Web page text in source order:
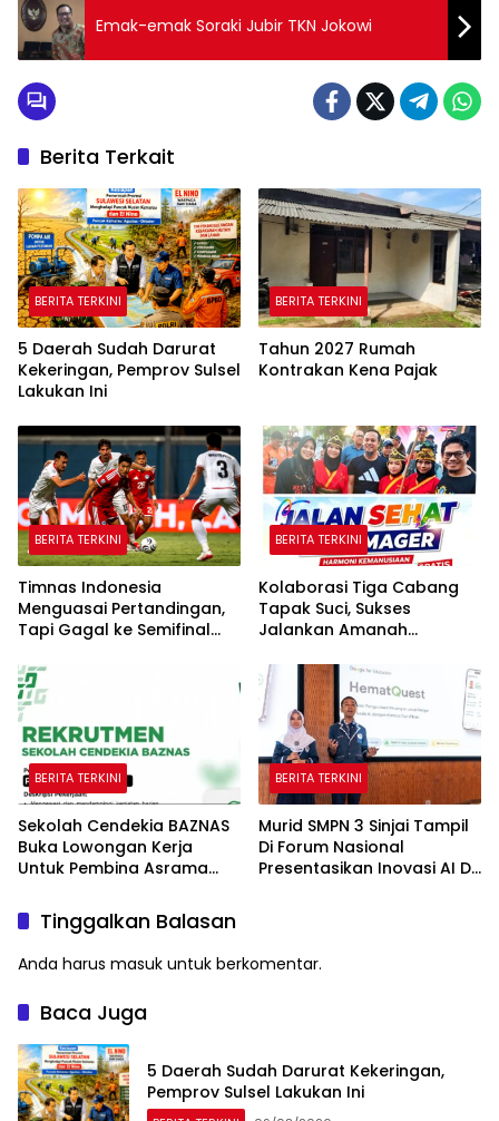
Emak-emak Soraki Jubir TKN Jokowi
Berita Terkait
BERITA TERKINI
5 Daerah Sudah Darurat
Kekeringan, Pemprov Sulsel
Lakukan Ini
BERITA TERKINI
Tahun 2027 Rumah
Kontrakan Kena Pajak
BERITA TERKINI
Timnas Indonesia
Menguasai Pertandingan,
Tapi Gagal ke Semifinal
BERITA TERKINI
Kolaborasi Tiga Cabang
Tapak Suci, Sukses
Jalankan Amanah
Gubernur Sulawesi Selatan
BERITA TERKINI
Sekolah Cendekia BAZNAS
Buka Lowongan Kerja
Untuk Pembina Asrama
BERITA TERKINI
Murid SMPN 3 Sinjai Tampil
Di Forum Nasional
Presentasikan Inovasi AI Di
Tinggalkan Balasan
Anda harus masuk untuk berkomentar.
Baca Juga
5 Daerah Sudah Darurat Kekeringan,
Pemprov Sulsel Lakukan Ini